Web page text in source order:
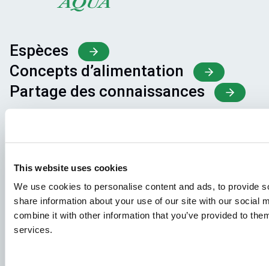
This website uses cookies
We use cookies to personalise content and ads, to provide
share information about your use of our site with our social
combine it with other information that you’ve provided to
services.
Espèces
Concepts d’alimentation
Partage des connaissances
veillez à indiquer clairement le poste qui vous intéresse.
Nous nous réjouissons de la lire !
Consultez nos offres d'emploi